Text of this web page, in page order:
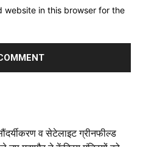
website in this browser for the
व सेटेलाइट ग्रीनफील्ड